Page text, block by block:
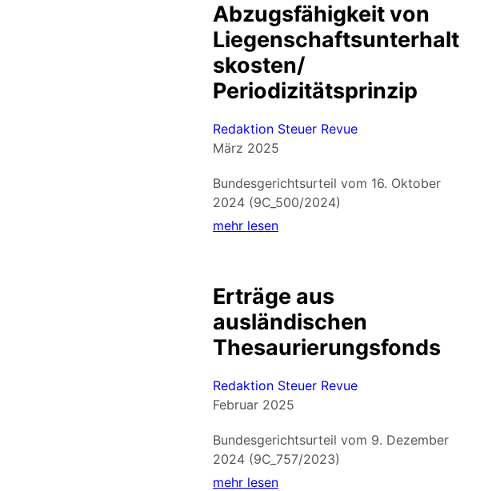
Abzugsfähigkeit von
Liegenschaftsunterhalt
skosten/
Periodizitätsprinzip
Redaktion Steuer Revue
März 2025
Bundesgerichtsurteil vom 16. Oktober
2024 (9C_500/2024)
mehr lesen
Erträge aus
ausländischen
Thesaurierungsfonds
Redaktion Steuer Revue
Februar 2025
Bundesgerichtsurteil vom 9. Dezember
2024 (9C_757/2023)
mehr lesen